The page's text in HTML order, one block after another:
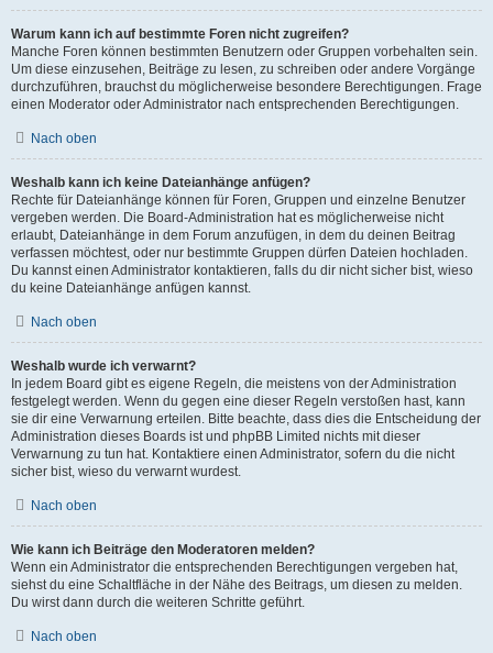
Warum kann ich auf bestimmte Foren nicht zugreifen?
Manche Foren können bestimmten Benutzern oder Gruppen vorbehalten sein.
Um diese einzusehen, Beiträge zu lesen, zu schreiben oder andere Vorgänge
durchzuführen, brauchst du möglicherweise besondere Berechtigungen. Frage
einen Moderator oder Administrator nach entsprechenden Berechtigungen.
Nach oben
Weshalb kann ich keine Dateianhänge anfügen?
Rechte für Dateianhänge können für Foren, Gruppen und einzelne Benutzer
vergeben werden. Die Board-Administration hat es möglicherweise nicht
erlaubt, Dateianhänge in dem Forum anzufügen, in dem du deinen Beitrag
verfassen möchtest, oder nur bestimmte Gruppen dürfen Dateien hochladen.
Du kannst einen Administrator kontaktieren, falls du dir nicht sicher bist, wieso
du keine Dateianhänge anfügen kannst.
Nach oben
Weshalb wurde ich verwarnt?
In jedem Board gibt es eigene Regeln, die meistens von der Administration
festgelegt werden. Wenn du gegen eine dieser Regeln verstoßen hast, kann
sie dir eine Verwarnung erteilen. Bitte beachte, dass dies die Entscheidung der
Administration dieses Boards ist und phpBB Limited nichts mit dieser
Verwarnung zu tun hat. Kontaktiere einen Administrator, sofern du die nicht
sicher bist, wieso du verwarnt wurdest.
Nach oben
Wie kann ich Beiträge den Moderatoren melden?
Wenn ein Administrator die entsprechenden Berechtigungen vergeben hat,
siehst du eine Schaltfläche in der Nähe des Beitrags, um diesen zu melden.
Du wirst dann durch die weiteren Schritte geführt.
Nach oben